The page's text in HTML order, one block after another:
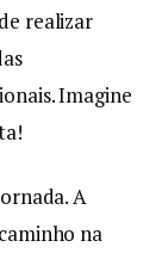
realizar
Imagine
A
na